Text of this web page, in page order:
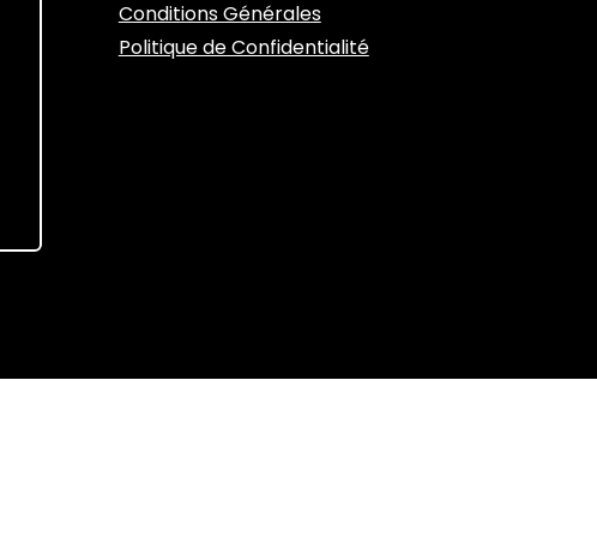
Conditions Générales
Politique de Confidentialité